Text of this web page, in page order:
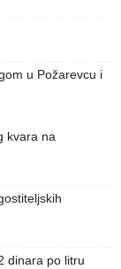
u Požarevcu i
kvara na
dinara po litru